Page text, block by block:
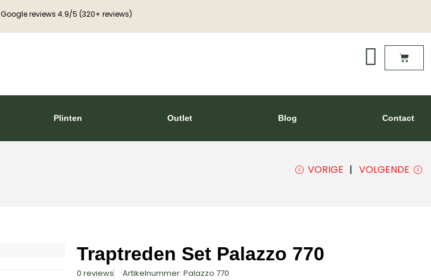
Google reviews 4.9/5 (320+ reviews)
Plinten Outlet Blog Contact
VORIGE VOLGENDE
Traptreden Set Palazzo 770
0 reviews Artikelnummer: Palazzo 770